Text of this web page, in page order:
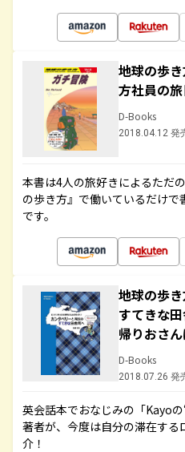
地球の歩
方社員の
D-Books
2018.04.12 発
本書は4人の旅好きによるただ
の歩き方』で働いているだけ
です。
地球の歩
すてきな
帰りおさ
D-Books
2018.07.26 発
英会話本でおなじみの「Kayo
著者が、今度は自分の滞在す
介！